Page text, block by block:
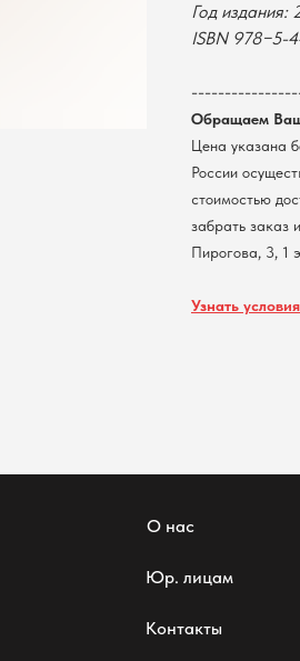
Год издания:
ISBN 978−5-
Обращаем
Цена указана
России
стоимостью
забрать заказ
Пирогова, 3, 1
Узнать
О нас
Юр. лицам
Контакты